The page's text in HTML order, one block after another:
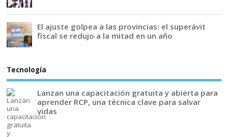
El ajuste golpea a las provincias: el superávit
fiscal se redujo a la mitad en un año
Tecnología
Lanzan una capacitación gratuita y abierta para
aprender RCP, una técnica clave para salvar
vidas